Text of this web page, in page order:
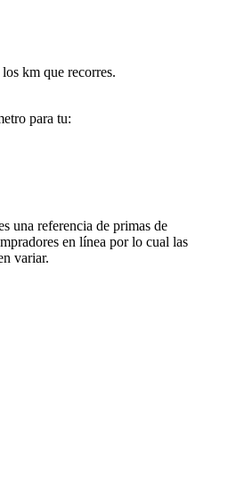
km que recorres.
para tu:
una referencia de primas de
en línea por lo cual las
variar.